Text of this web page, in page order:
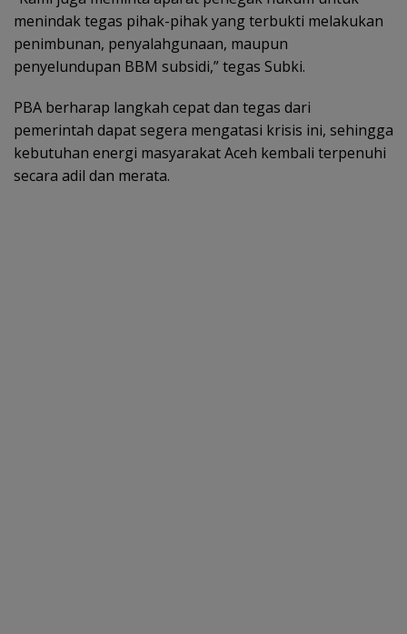
menindak tegas pihak-pihak yang terbukti melakukan
penimbunan, penyalahgunaan, maupun
penyelundupan BBM subsidi,” tegas Subki.
PBA berharap langkah cepat dan tegas dari
pemerintah dapat segera mengatasi krisis ini, sehingga
kebutuhan energi masyarakat Aceh kembali terpenuhi
secara adil dan merata.